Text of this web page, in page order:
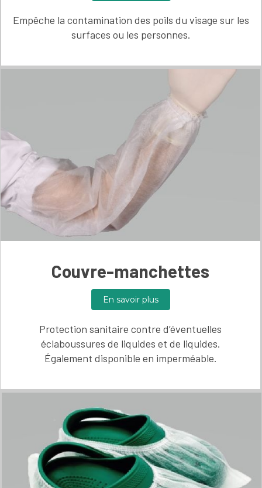
Empêche la contamination des poils du visage sur les
surfaces ou les personnes.
Couvre-manchettes
En savoir plus
Protection sanitaire contre d’éventuelles
éclaboussures de liquides et de liquides.
Également disponible en imperméable.